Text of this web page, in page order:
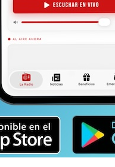
Austral
nivel de agua que
partía con
brazo del río
hacer